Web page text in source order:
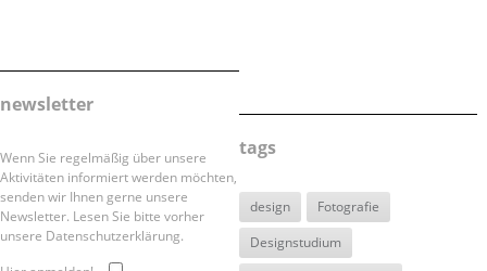
newsletter
Wenn Sie regelmäßig über unsere
Aktivitäten informiert werden möchten,
senden wir Ihnen gerne unsere
Newsletter. Lesen Sie bitte vorher
unsere Datenschutzerklärung.
tags
design
Fotografie
Designstudium